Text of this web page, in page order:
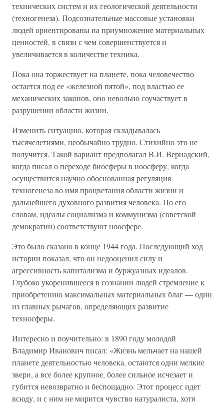
технических систем и их геологической деятельности
(техногенеза). Подсознательные массовые установки
людей ориентированы на приумножение материальных
ценностей, в связи с чем совершенствуется и
увеличивается в количестве техника.
Пока она торжествует на планете, пока человечество
остается под ее «железной пятой», под властью ее
механических законов, оно невольно соучаствует в
разрушении области жизни.
Изменить ситуацию, которая складывалась
тысячелетиями, необычайно трудно. Стихийно это не
получится. Такой вариант предполагал В.И. Вернадский,
когда писал о переходе биосферы в ноосферу, когда
осуществится научно обоснованная регуляция
техногенеза во имя процветания области жизни и
дальнейшего духовного развития человека. По его
словам, идеалы социализма и коммунизма (советской
демократии) соответствуют ноосфере.
Это было сказано в конце 1944 года. Последующий ход
истории показал, что он недооценил силу и
агрессивность капитализма и буржуазных идеалов.
Глубоко укоренившееся в сознании людей стремление к
приобретению максимальных материальных благ — один
из главных рычагов, определяющих развитие
техносферы.
Интересно и поучительно: в 1890 году молодой
Владимир Иванович писал: «Жизнь мельчает на нашей
планете деятельностью человека, остаются одни мелкие
звери, а все более крупное, более сильное исчезает и
губится невозвратно и беспощадно. Этот процесс идет
всюду, и с ним не мирится чувство натуралиста, хотя